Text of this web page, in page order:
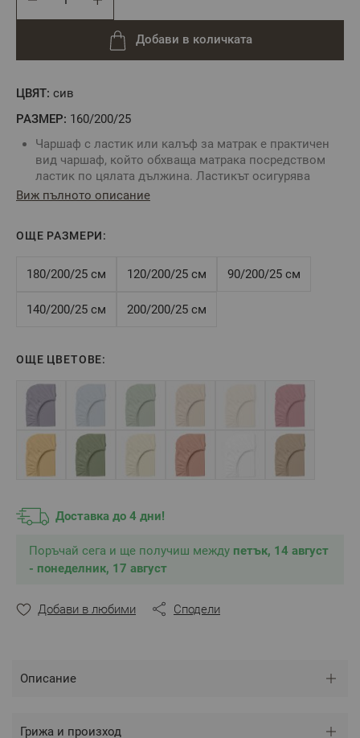
ЦВЯТ: сив
РАЗМЕР: 160/200/25
Чаршаф с ластик или калъф за матрак е практичен
вид чаршаф, който обхваща матрака посредством
ластик по цялата дължина. Ластикът осигурява
неподвижност на чаршафа и не позволяват
За определяне размера на чаршафа с ластик е нужно
дължина, ширина и дебелина.
Размер: 160/200/25 см
Състав: 100% памук ранфорс, свиваемост до 4%
** Снимките са илюстративни и е възможно
Виж пълното описание
ОЩЕ РАЗМЕРИ:
180/200/25 см 120/200/25 см 90/200/25 см
140/200/25 см 200/200/25 см
ОЩЕ ЦВЕТОВЕ:
Доставка до 4 дни!
Поръчай сега и ще получиш между петък, 14 август
- понеделник, 17 август
Добави в количката
Добави в любими Сподели
Описание
Грижа и произход